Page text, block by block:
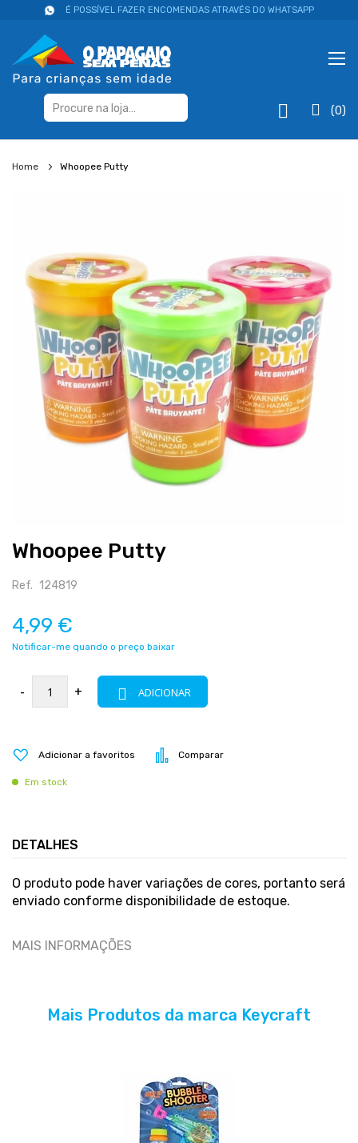
É POSSÍVEL FAZER ENCOMENDAS ATRAVÉS DO WHATSAPP
(0)
Home Whoopee Putty
Whoopee Putty
Ref. 124819
4,99 €
Notificar-me quando o preço baixar
- + ADICIONAR
Adicionar a favoritos Comparar
Em stock
da
galeria
imagens
para
início
galeria
de
DETALHES
O produto pode haver variações de cores, portanto será
enviado conforme disponibilidade de estoque.
MAIS INFORMAÇÕES
Mais Produtos da marca Keycraft